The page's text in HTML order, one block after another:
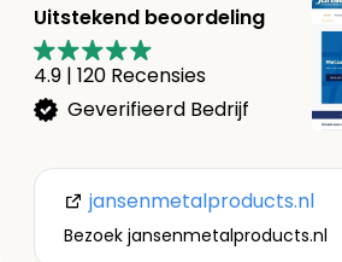
Uitstekend beoordeling
4.9 | 120 Recensies
Geverifieerd Bedrijf
jansenmetalproducts.nl
Bezoek jansenmetalproducts.nl